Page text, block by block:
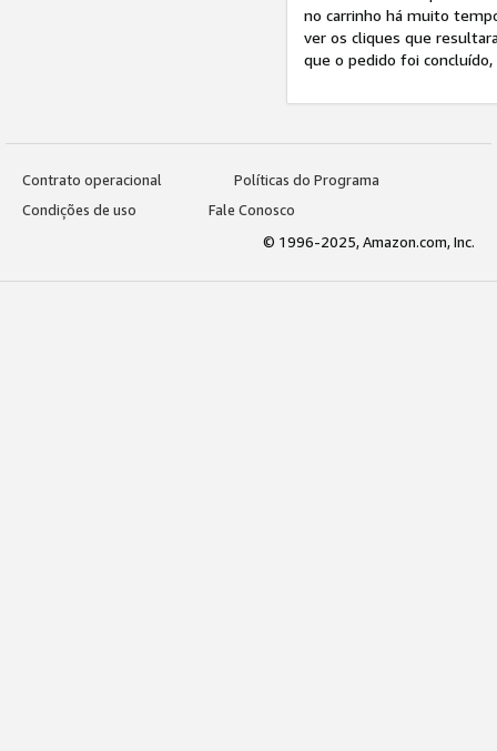
no carrinho há muito
ver os cliques que
que o pedido foi
Contrato operacional
Políticas do Programa
Condições de uso
Fale Conosco
© 1996-2025, Amazon.com, Inc.